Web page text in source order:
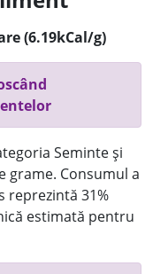
(6.19kCal/g)
Seminte și
grame. Consumul a
reprezintă 31%
estimată pentru